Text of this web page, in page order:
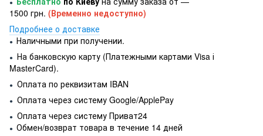
●
1500 грн. (Временно недоступно)
Подробнее о доставке
● Наличными при получении.
● На банковскую карту (Платежными картами Visa і
MasterCard).
● Оплата по реквизитам IBAN
● Оплата через систему Google/ApplePay
● Оплата через систему Приват24
● Обмен/возврат товара в течение 14 дней